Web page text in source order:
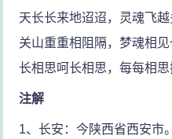
天长长来地迢迢，灵魂飞越
关山重重相阻隔，梦魂相见
长相思呵长相思，每每相思
注解
1、长安：今陕西省西安市。